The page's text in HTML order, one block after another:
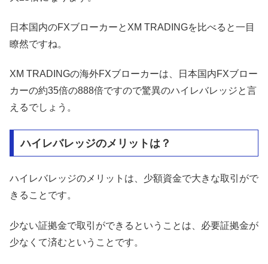
日本国内のFXブローカーとXM TRADINGを比べると一目
瞭然ですね。
XM TRADINGの海外FXブローカーは、日本国内FXブロー
カーの約35倍の888倍ですので驚異のハイレバレッジと言
えるでしょう。
ハイレバレッジのメリットは？
ハイレバレッジのメリットは、少額資金で大きな取引がで
きることです。
少ない証拠金で取引ができるということは、必要証拠金が
少なくて済むということです。